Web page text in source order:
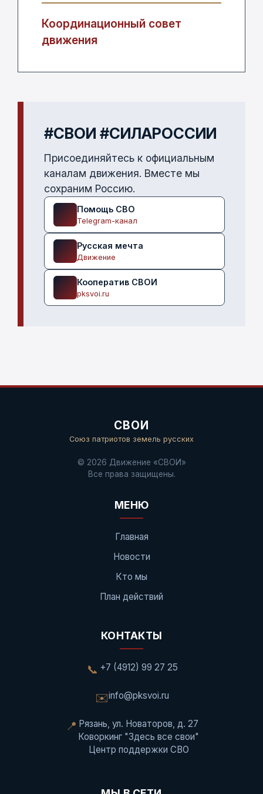
Координационный совет
движения
#СВОИ #СИЛАРОССИИ
Присоединяйтесь к официальным
каналам движения. Вместе мы
сохраним Россию.
Помощь СВО
Telegram-канал
Русская мечта
Движение
Кооператив СВОИ
pksvoi.ru
СВОИ
Союз патриотов земель русских
© 2026 Движение «СВОИ»
Все права защищены.
МЕНЮ
Главная
Новости
Кто мы
План действий
КОНТАКТЫ
📞 +7 (4912) 99 27 25
✉️info@pksvoi.ru
📍 Рязань, ул. Новаторов, д. 27
Коворкинг "Здесь все свои"
Центр поддержки СВО